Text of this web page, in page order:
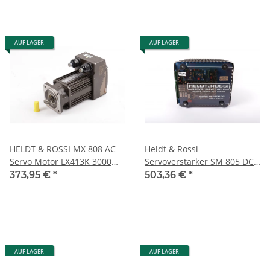
AUF LAGER
HELDT & ROSSI MX 808 AC
Servo Motor LX413K 3000
U/min gebraucht
373,95 € *
AUF LAGER
Heldt & Rossi
Servoverstärker SM 805 DC
SM805DC 1750-90 #used
503,36 € *
AUF LAGER AUF LAGER